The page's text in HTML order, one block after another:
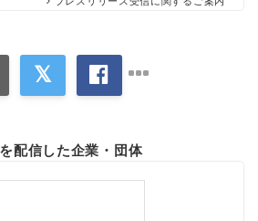
配信した企業・団体